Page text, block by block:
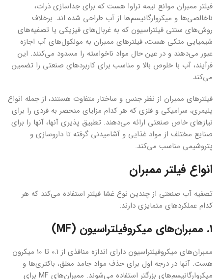
فیلتر ممبران موانع نیمه تراوا هست که برای جداسازی ذرات،
ناخالصی‌ها و میکروارگانیسم‌ها از آب طراحی شده اند. برخلاف
روش‌های سنتی فیلتراسیون که به غربال‌های فیزیکی یا تصفیه‌های
شیمیایی متکی هست، فیلترهای ممبران به مولکول‌های آب اجازه
عبور می‌دهند و در عین حال مواد ناخواسته را مسدود می‌کنند. این
فرآیند، آب با خلوص بالا و مناسب برای کاربردهای صنعتی را تضمین
می‌کند.
فیلترهای ممبران از نظر جنس و ساختار متفاوت هستند، از جمله انواع
پلیمری، سرامیکی و فلزی که هر کدام مزایای منحصر به فردی را برای
نیازهای خاص صنعتی ارائه می‌دهند. تطبیق پذیری آنها، آنها را برای
صنایع مختلف از مواد غذایی و آشامیدنی گرفته تا داروسازی و
پتروشیمی مناسب می‌کند.
انواع فیلتر ممبران
تصفیه آب صنعتی از چندین نوع غشا فیلتر استفاده می‌کند که هر
کدام عملکردهای متمایزی دارند:
1. ممبران‌های میکروفیلتراسیون (MF)
ممبران‌های میکروفیلتراسیون دارای اندازه منافذی از 0.1 تا 10 میکرون
هست. آنها در درجه اول برای حذف مواد جامد معلق، باکتری‌ها و
میکروارگانیسم‌های بزرگتر استفاده می‌شوند. ممبران‌های MF برای